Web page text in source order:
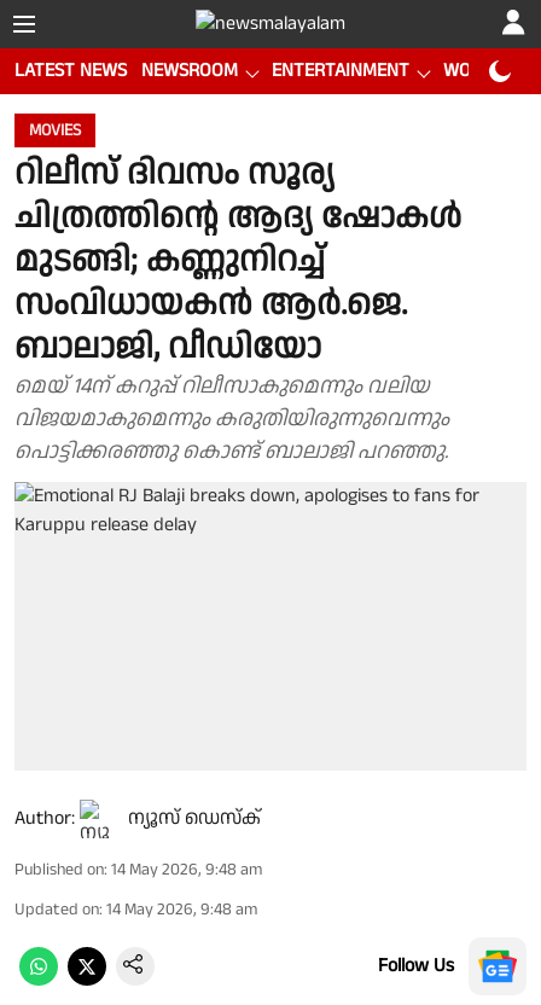
LATEST NEWS NEWSROOM ENTERTAINMENT WORLD CUP
MOVIES
റിലീസ് ദിവസം സൂര്യ
ചിത്രത്തിൻ്റെ ആദ്യ ഷോകൾ
മുടങ്ങി; കണ്ണുനിറച്ച്
സംവിധായകൻ ആര്‍.ജെ.
ബാലാജി, വീഡിയോ
മെയ് 14ന് കറുപ്പ് റിലീസാകുമെന്നും വലിയ
വിജയമാകുമെന്നും കരുതിയിരുന്നുവെന്നും
പൊട്ടിക്കരഞ്ഞു കൊണ്ട് ബാലാജി പറഞ്ഞു.
Author: ന്യൂസ് ഡെസ്ക്
Published on: 14 May 2026, 9:48 am
Updated on: 14 May 2026, 9:48 am
Follow Us